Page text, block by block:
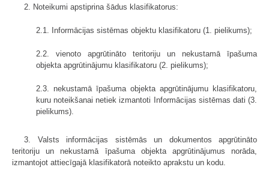
2. Noteikumi apstiprina šādus klasifikatorus:
2.1. Informācijas sistēmas objektu klasifikatoru (1. pielikums);
2.2. vienoto apgrūtināto teritoriju un nekustamā īpašuma
objekta apgrūtinājumu klasifikatoru (2. pielikums);
2.3. nekustamā īpašuma objekta apgrūtinājumu klasifikatoru,
kuru noteikšanai netiek izmantoti Informācijas sistēmas dati (3.
pielikums).
3. Valsts informācijas sistēmās un dokumentos apgrūtināto
teritoriju un nekustamā īpašuma objekta apgrūtinājumus norāda,
izmantojot attiecīgajā klasifikatorā noteikto aprakstu un kodu.